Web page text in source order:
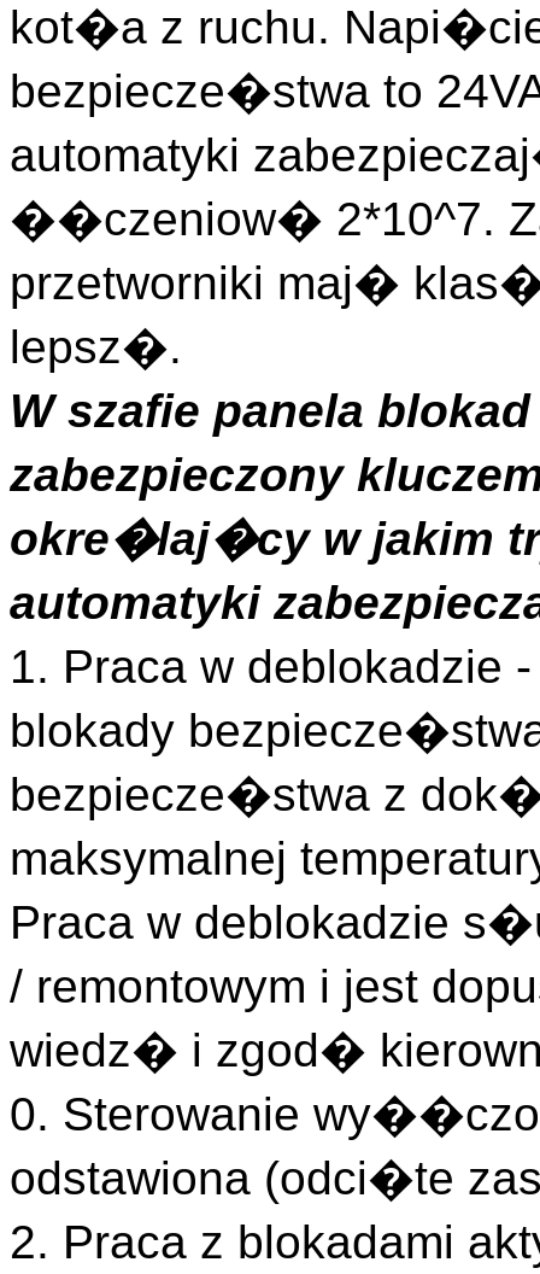
kot�a z ruchu.
bezpiecze�stwa to
automatyki
��czeniow� 2*10^7.
przetworniki maj�
lepsz�.
W szafie panela
zabezpieczony
okre�laj�cy w jakim
automatyki
1. Praca w
blokady
bezpiecze�stwa z
maksymalnej
Praca w deblokadzie
/ remontowym i jest
wiedz� i zgod�
0. Sterowanie
odstawiona (odci�te
2. Praca z blokadami